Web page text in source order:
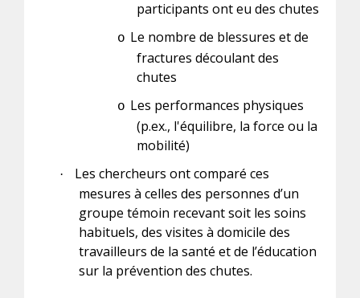
participants ont eu des chutes
o Le nombre de blessures et de
fractures découlant des
chutes
o Les performances physiques
(p.ex., l'équilibre, la force ou la
mobilité)
·
Les chercheurs ont comparé ces
mesures à celles des personnes d’un
groupe témoin recevant soit les soins
habituels, des visites à domicile des
travailleurs de la santé et de l’éducation
sur la prévention des chutes.